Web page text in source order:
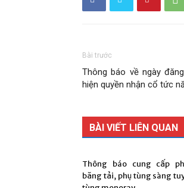
Vang
Bài trước
Thông báo về ngày
hiện quyền nhận cổ tức
BÀI VIẾT LIÊN QUAN
Thông báo cung cấp
băng tải, phụ tùng sàng